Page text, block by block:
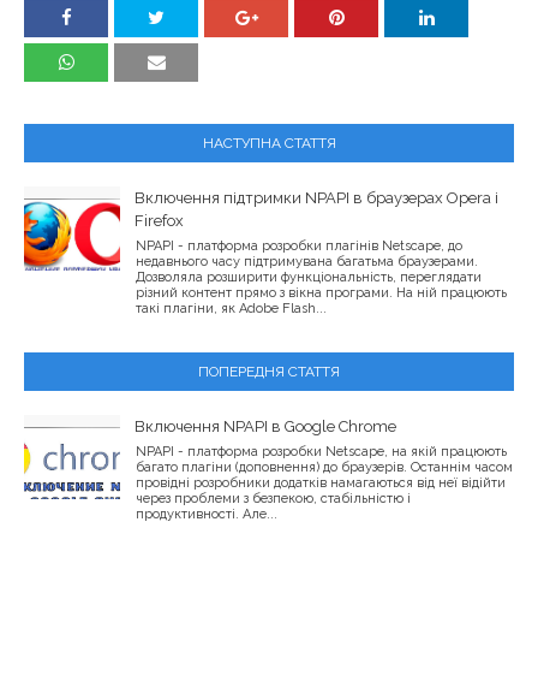
НАСТУПНА СТАТТЯ
Включення підтримки NPAPI в браузерах Opera і
Firefox
NPAPI - платформа розробки плагінів Netscape, до
недавнього часу підтримувана багатьма браузерами.
Дозволяла розширити функціональність, переглядати
різний контент прямо з вікна програми. На ній працюють
такі плагіни, як Adobe Flash...
ПОПЕРЕДНЯ СТАТТЯ
Включення NPAPI в Google Chrome
NPAPI - платформа розробки Netscape, на якій працюють
багато плагіни (доповнення) до браузерів. Останнім часом
провідні розробники додатків намагаються від неї відійти
через проблеми з безпекою, стабільністю і
продуктивності. Але...